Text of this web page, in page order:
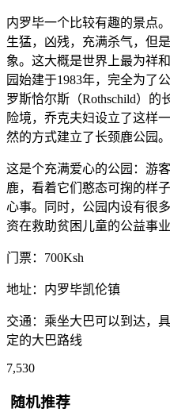
内罗毕一个比较有趣的景点
生猛，凶残，充满杀气，但
象。这大概是世界上最为祥
园始建于1983年，完全为了
罗斯恰尔斯（Rothschild）
险境，乔克夫妇设立了这样
然的方式建立了长颈鹿公园。
这是个充满爱心的公园：游
鹿，看着它们憨态可掬的样
心事。同时，公园内设有很
资在救助贫困儿童的公益事业
门票：700Ksh
地址：内罗毕凯伦镇
交通：乘坐大巴可以到达，
定的大巴路线
7,530
随机推荐